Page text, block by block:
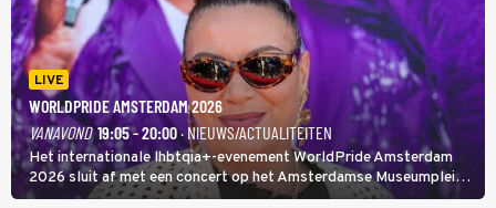
LIVE
WORLDPRIDE AMSTERDAM 2026
VANAVOND 19:05 - 20:00· NIEUWS/ACTUALITEITEN
Het internationale lhbtqia+-evenement WorldPride Amsterdam
2026 sluit af met een concert op het Amsterdamse Museumplein.
Anita Doth is een van de optredende artiesten. In de jaren 90